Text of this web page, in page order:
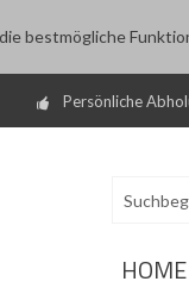
bestmögliche
Persönliche
HOME